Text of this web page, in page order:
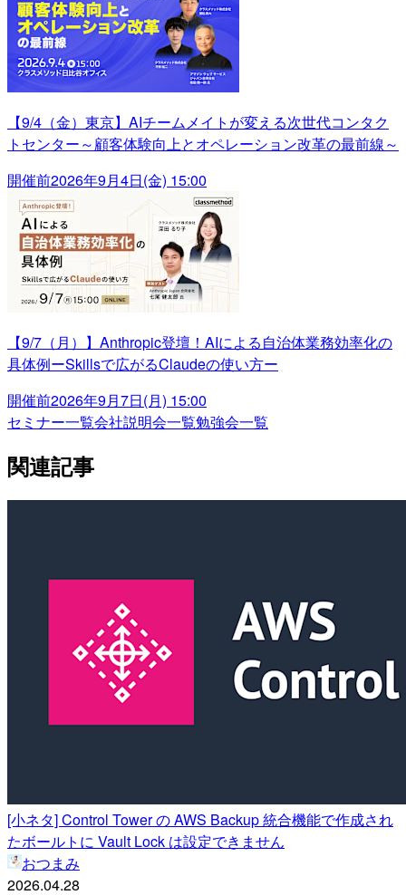
【9/4（金）東京】AIチームメイトが変える次世代コンタク
トセンター～顧客体験向上とオペレーション改革の最前線～
開催前2026年9月4日(金) 15:00
【9/7（月）】Anthropic登壇！AIによる自治体業務効率化の
具体例ーSkillsで広がるClaudeの使い方ー
開催前2026年9月7日(月) 15:00
セミナー一覧会社説明会一覧勉強会一覧
関連記事
[小ネタ] Control Tower の AWS Backup 統合機能で作成され
たボールトに Vault Lock は設定できません
おつまみ
2026.04.28